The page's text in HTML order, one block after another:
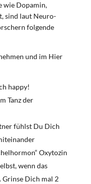
wie Dopamin,
sind laut Neuro-
folgende
und im Hier
happy!
Tanz der
fühlst Du Dich
Oxytozin
wenn das
Grinse Dich mal 2